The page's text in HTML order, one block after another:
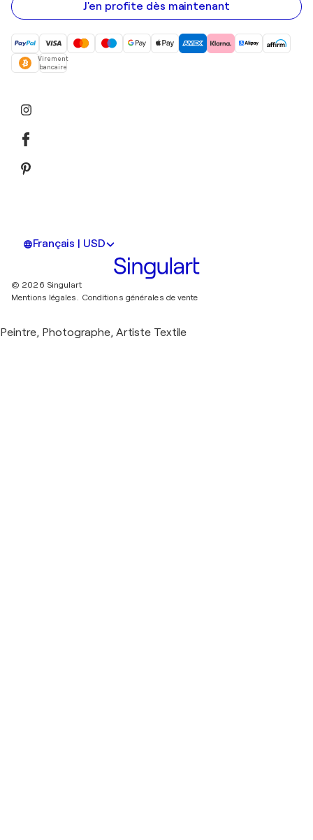
mail
J'en profite dès maintenant
Virement
bancaire
Français | USD
© 2026 Singulart
Mentions légales. Conditions générales de vente
Peintre, Photographe, Artiste Textile